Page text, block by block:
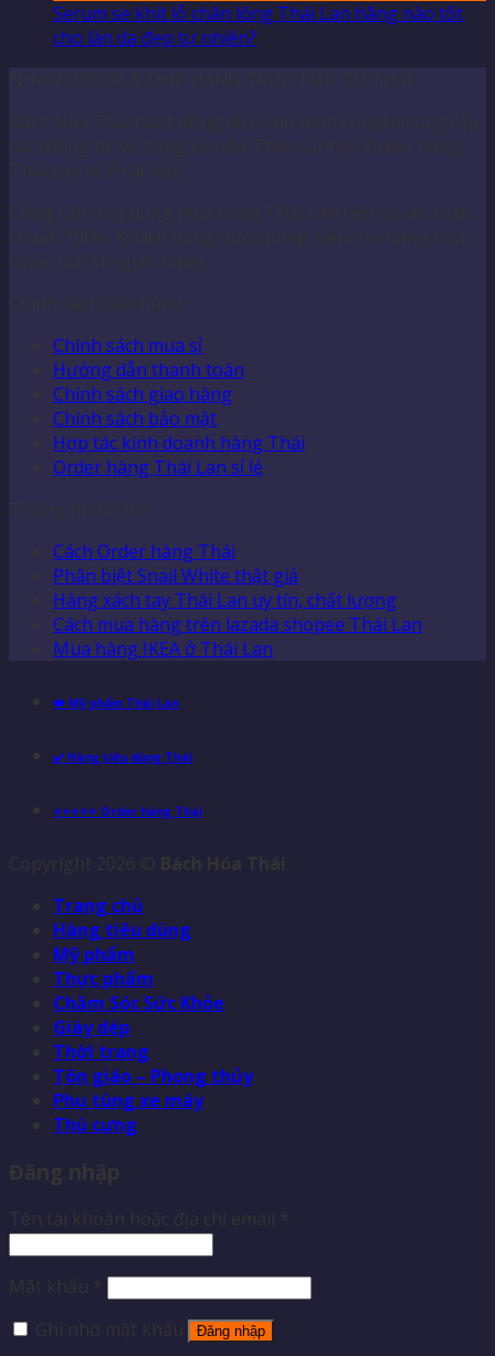
Serum se khít lỗ chân lông Thái Lan hãng nào tốt
cho làn da đẹp tự nhiên?
NHẬN ORDER & SHIP HÀNG TRỰC TIẾP TỪ THÁI
Bách Hóa Thái hoạt động dưới mô hình chuyên cung cấp
các thông tin về hàng nội địa Thái và nhận Order hàng
Thái Lan sỉ lẻ các loại.
Cung cấp ứng dụng mua hàng Thái Lan tiện lợi, an toàn,
chuẩn 100%. Khách hàng được phép kiểm tra hàng hóa
thoải mái khi giao hàng.
Chính sách bán hàng
Chính sách mua sỉ
Hướng dẫn thanh toán
Chính sách giao hàng
Chính sách bảo mật
Hợp tác kinh doanh hàng Thái
Order hàng Thái Lan sỉ lẻ
Thông tin hỗ trợ
Cách Order hàng Thái
Phân biệt Snail White thật giả
Hàng xách tay Thái Lan uy tín, chất lượng
Cách mua hàng trên lazada shopee Thái Lan
Mua hàng IKEA ở Thái Lan
❤️ Mỹ phẩm Thái Lan
✔️ Hàng tiêu dùng Thái
⭐⭐⭐⭐⭐ Order hàng Thái
Trang chủ
Hàng tiêu dùng
Mỹ phẩm
Thực phẩm
Chăm Sóc Sức Khỏe
Giày dép
Thời trang
Tôn giáo – Phong thủy
Phụ tùng xe máy
Thú cưng
Đăng nhập